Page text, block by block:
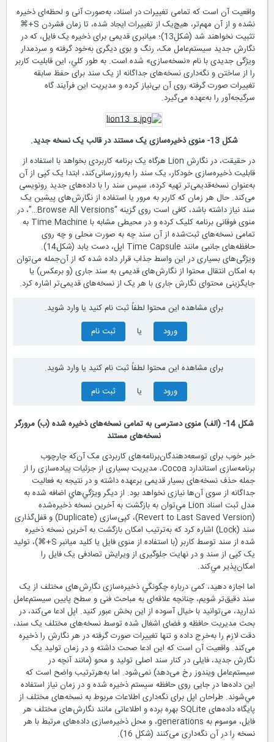
واقعیت آن است که تمامی تغییرات در اسناد، به‌صورت آنی و لحظه‌ای ذخیره
نشده و از آن مهم‌تر، هیچ‌یک از تغییرات ایجاد شده، تا زمان فشردن S+⌘
تثبیت نخواهند شد (شكل‌13)؛ میانبری قدیمی برای ذخیره یک فایل، که در
نگارش جدید سیستم‌عامل مک، رنگ و بوی دیگری به‌خود گرفته و سردمدار
ویژگی جدیدی با نام «نسخه‌سازی» شده است. به طور كلي، این قابلیت کاربر
را از ساختن و نگه‌داری نسخه‌های جداگانه از یک سند برای حفظ سابقه
تغییرات صورت‌ گرفته روی آن بی‌نیاز كرده و مدیریت این فرآیند گاه
سرگیجه‌آور را به‌عهده می‌گیرد.
شكل 13- منوی ذخیره‌سازی یک مستند در قالب یک نسخه جدید.
در حقیقت، در نگارش Lion هرگاه یک برنامه کاربردی بخواهد با استفاده از
قابلیت ذخیره‌سازی خودکار، یک سند را به‌روزرسانی‌کند، ابتدا یک کپی از آن
به‌عنوان نسخه‌قدیمی‌تر تهیه کرده، سپس سند را با داده‌های جدید رونویسی
می‌کند. حال هر زمان که کاربر به مرور یا استفاده از نگارش‌های پیشین یک
سند نياز داشته باشد، کافی است روی گزینه “Browse All Versions…”، در
منوی فوقانی برنامه کلیک کرده و در محیطی مشابه با Time Machine به
تمامی نسخه‌های ثبت‌شده از آن سند چه به صورت محلی و چه روی
حافظه‌های جانبی مانند Time Capsule اپل، دست یابد (شكل‌14).
ویژگی‌های بسیاری در این واسط جذاب قرار داده شده که از آن‌جمله می‌توان
به امکان انتقال محتوا از نگارش‌های قدیمی به سند جاری (و برعکس) يا
جایگزینی محتوای نگارش جاری با هر یک از نسخه‌های قدیمی‌تر اشاره کرد.
برای مشاهده این محتوا لطفاً ثبت نام کنید یا وارد شوید.
ورود
ثبت نام
برای مشاهده این محتوا لطفاً ثبت نام کنید یا وارد شوید.
ورود
ثبت نام
شكل 14- (الف) منوی دسترسی به تمامی نسخه‌های ذخیره شده (ب) مرورگر
نسخه‌های مستند
خبر خوب برای توسعه‌دهندگان‌برنامه‌های کاربردی مک‌ آن‌که چارچوب
برنامه‌سازی استاندارد Cocoa، مدیریت بسیاری از جزئیات پیاده‌سازی را از
جمله حذف نسخه‌های بسیار قدیمی بر‌عهده داشته و در نتیجه به فعالیت
جداگانه از سوی آن‌ها نیازی نخواهد بود. از ديگر ويژگي‌هاي اضافه شده به
مدل ثبت اسناد Lion مي‌توان به بازگشت به آخرین نسخه ذخیره‌شده
(Revert to Last Saved Version)، کپی‌سازی (Duplicate) و قفل‌گذاری
سند (Lock) اشاره كرد که به‌ترتیب امکان بازگشت به آخرین نسخه‌ ذخیره
شده از سند توسط کاربر (با استفاده از منوی فایل يا کلید میانبر S+⌘)، تولید
یک کپی از سند و در نهایت جلوگیری از ویرایش تصادفی یک فایل را
امكان‌پذير مي‌كند.
اما اجازه دهید، کمی درباره چگونگي ذخیره‌سازی نگارش‌های مختلف از یک
سند دقیق‌تر شویم، چنانچه علاقه‌ای به مباحث فنی و سطح پایین سیستم‌عامل
ندارید، می‌توانید با خیال آسوده از این بخش عبور کنید. اپل ادعا می‌کند، در
بحث مدیریت حافظه و فضای اشغال شده توسط نسخه‌های مختلف یک سند،
دقت لازم را به‌خرج داده و تنها تغییرات صورت گرفته در هر نگارش را ذخیره
می‌کند. واقعیت آن است که این ادعا صحت داشته و در زمان تولید یک
نگارش جدید، فایلی در کنار سند اصلی تولید و محو (مانند آنچه در
سیستم‌عامل ویندوز رخ می‌دهد) نمی‌شود. اما به‌هرترتیب واضح است که
این داده‌ها در جایی روی حافظه سیستم ذخیره شده و در زمان نیاز استفاده
مي‌شوند. طراحان اپل برای نگه‌داری اطلاعات مربوط به نسخه‌های مختلف از
پایگاه داده‌های SQLite بهره برده و اطلاعاتی مانند نگارش‌های مختلف هر
فایل، موسوم به generations، و محل ذخیره‌سازی داده‌های مرتبط با هر
نسخه را در آن نگه‌داری می‌کنند (شكل 16).